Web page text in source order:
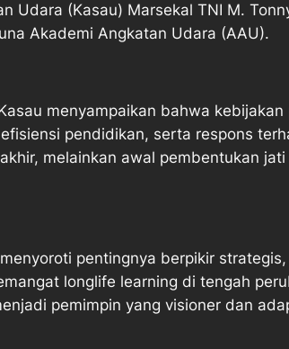
Udara (Kasau) Marsekal TNI M.
Akademi Angkatan Udara (AAU).
menyampaikan bahwa
pendidikan, serta respons
melainkan awal pembentukan
pentingnya berpikir
longlife learning di tengah
pemimpin yang visioner dan